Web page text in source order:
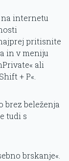
internetu
pritisnite
in v meniju
ali
+ P«.
beleženja
tudi s
brskanje«.